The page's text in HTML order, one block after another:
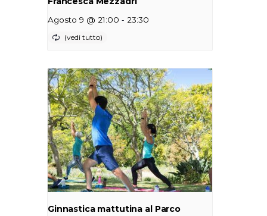
Agosto 9 @ 21:00 - 23:30
Ginnastica mattutina al Parco